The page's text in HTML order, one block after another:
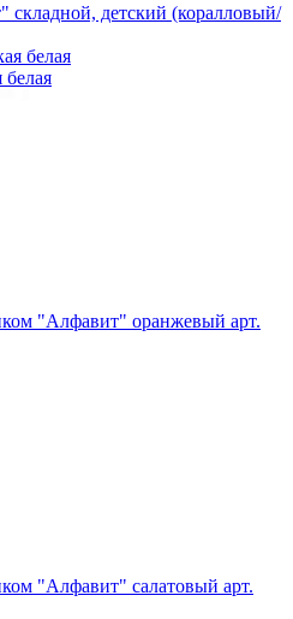
детский (коралловый/
"Алфавит" оранжевый арт.
"Алфавит" салатовый арт.